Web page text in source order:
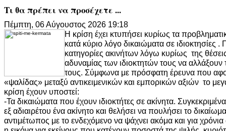
Τι θα πρέπει να προσέχετε ...
Πέμπτη, 06 Αύγουστος 2026 19:18
Η κρίση έχει κτυπήσει κυρίως τα
κατά κύριο λόγο δικαιώματα σε ιδιοκτησίες
κατηγορίες ακινήτων λόγω κυρίως της
αδυναμίας των ιδιοκτητών τους να
τους. Σύμφωνα με πρόσφατη έρευνα που
«ψαλίδας» μεταξύ αντικειμενικών και εμπορικών αξιών το
κρίση έχουν υποστεί:
-Τα δικαιώματα που έχουν ιδιοκτήτες σε ακίνητα. Συγκεκριμένα
εξ αδιαιρέτου ένα ακίνητο και θελήσει να πουλήσει το
αντιμέτωπος με το ενδεχόμενο να ψάχνει ακόμα και για